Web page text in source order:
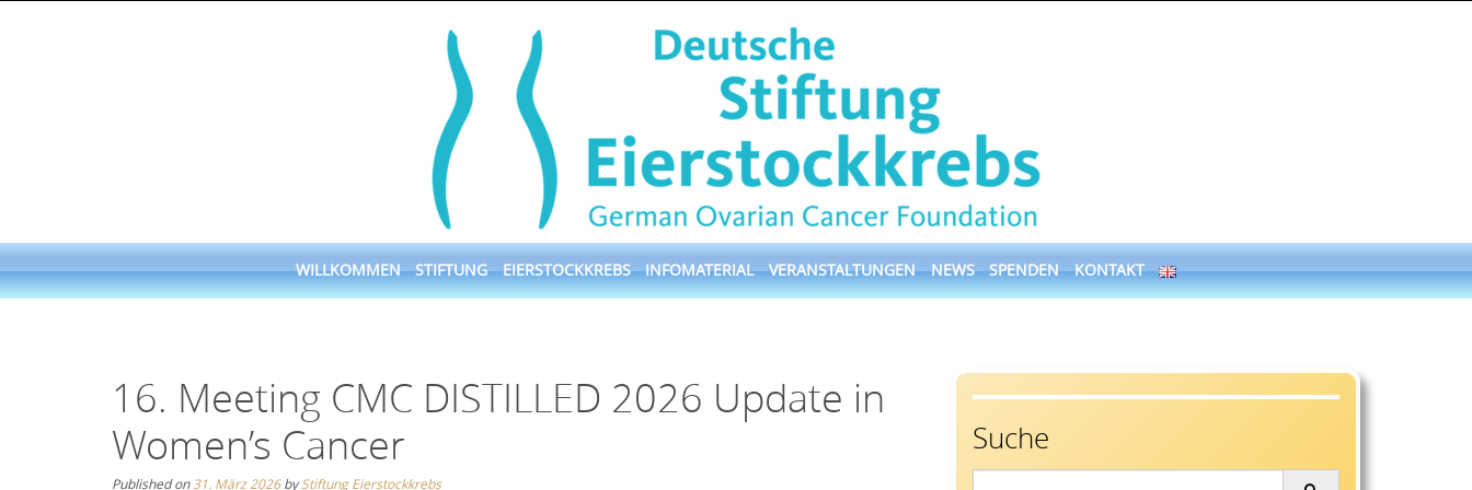
Skip
to
WILLKOMMEN STIFTUNG EIERSTOCKKREBS INFOMATERIAL VERANSTALTUNGEN NEWS SPENDEN KONTAKT
16. Meeting CMC DISTILLED 2026 Update in
Women’s Cancer
Published on 31. März 2026byStiftung Eierstockkrebs
Suche